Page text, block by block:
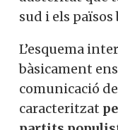
per la
països del sud
L’esquema
bàsicament
comunicació
caracteritzat